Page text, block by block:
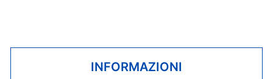
INFORMAZIONI